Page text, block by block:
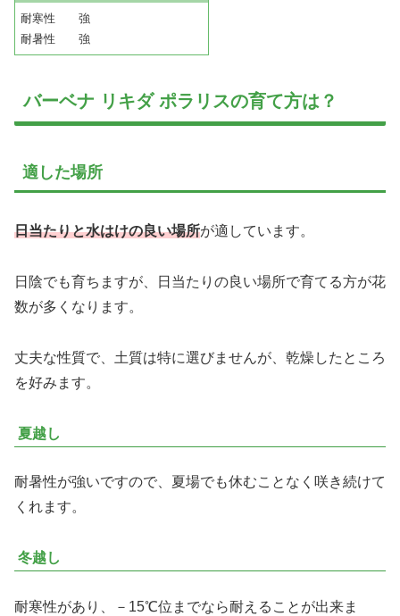
耐寒性 強
耐暑性 強
バーベナ リキダ ポラリスの育て方は？
適した場所
日当たりと水はけの良い場所が適しています。
日陰でも育ちますが、日当たりの良い場所で育てる方が花
数が多くなります。
丈夫な性質で、土質は特に選びませんが、乾燥したところ
を好みます。
夏越し
耐暑性が強いですので、夏場でも休むことなく咲き続けて
くれます。
冬越し
耐寒性があり、－15℃位までなら耐えることが出来ま